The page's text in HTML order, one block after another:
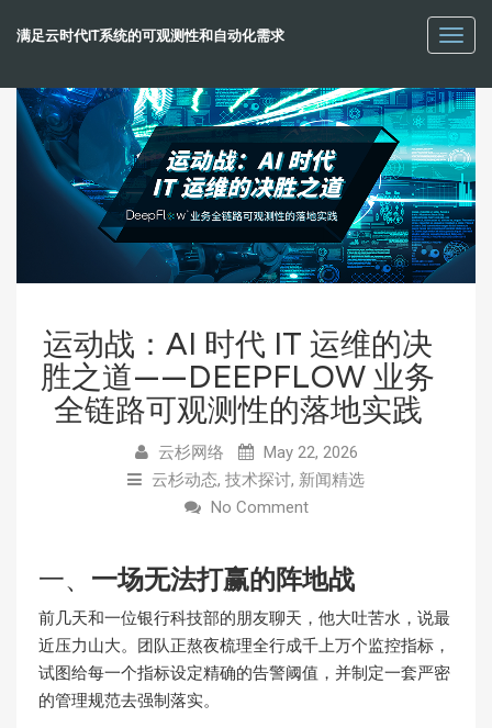
满足云时代IT系统的可观测性和自动化需求
运动战：AI 时代 IT 运维的决
胜之道——DEEPFLOW 业务
全链路可观测性的落地实践
云杉网络
May 22, 2026
云杉动态, 技术探讨, 新闻精选
No Comment
一、 一场无法打赢的阵地战
前几天和一位银行科技部的朋友聊天，他大吐苦水，说最
近压力山大。团队正熬夜梳理全行成千上万个监控指标，
试图给每一个指标设定精确的告警阈值，并制定一套严密
的管理规范去强制落实。